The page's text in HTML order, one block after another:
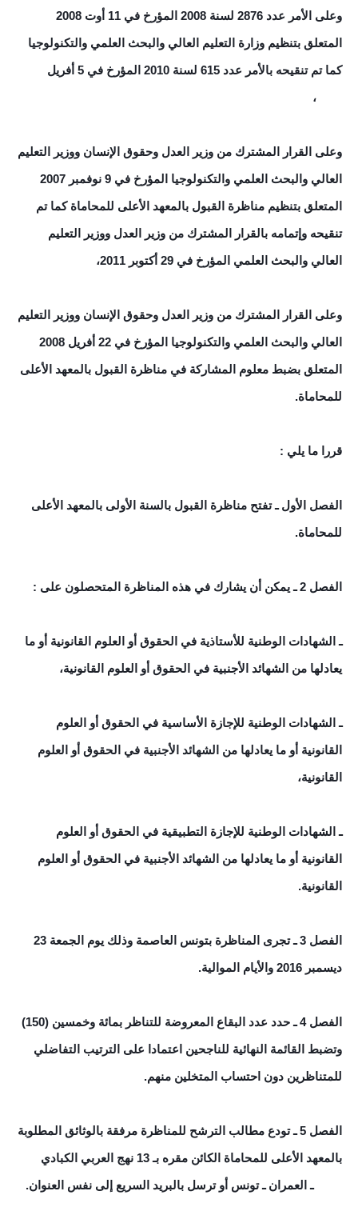
وعلى الأمر عدد 2876 لسنة 2008 المؤرخ في 11 أوت 2008
المتعلق بتنظيم وزارة التعليم العالي والبحث العلمي والتكنولوجيا
كما تم تنقيحه بالأمر عدد 615 لسنة 2010 المؤرخ في 5 أفريل
وعلى القرار المشترك من وزير العدل وحقوق الإنسان ووزير التعليم
العالي والبحث العلمي والتكنولوجيا المؤرخ في 9 نوفمبر 2007
المتعلق بتنظيم مناظرة القبول بالمعهد الأعلى للمحاماة كما تم
تنقيحه وإتمامه بالقرار المشترك من وزير العدل ووزير التعليم
العالي والبحث العلمي المؤرخ في 29 أكتوبر 2011،
وعلى القرار المشترك من وزير العدل وحقوق الإنسان ووزير التعليم
العالي والبحث العلمي والتكنولوجيا المؤرخ في 22 أفريل 2008
المتعلق بضبط معلوم المشاركة في مناظرة القبول بالمعهد الأعلى
للمحاماة.
قررا ما يلي :
الفصل الأول ـ تفتح مناظرة القبول بالسنة الأولى بالمعهد الأعلى
للمحاماة.
الفصل 2 ـ يمكن أن يشارك في هذه المناظرة المتحصلون على :
ـ الشهادات الوطنية للأستاذية في الحقوق أو العلوم القانونية أو ما
يعادلها من الشهائد الأجنبية في الحقوق أو العلوم القانونية،
ـ الشهادات الوطنية للإجازة الأساسية في الحقوق أو العلوم
القانونية أو ما يعادلها من الشهائد الأجنبية في الحقوق أو العلوم
القانونية،
ـ الشهادات الوطنية للإجازة التطبيقية في الحقوق أو العلوم
القانونية أو ما يعادلها من الشهائد الأجنبية في الحقوق أو العلوم
القانونية.
الفصل 3 ـ تجرى المناظرة بتونس العاصمة وذلك يوم الجمعة 23
ديسمبر 2016 والأيام الموالية.
الفصل 4 ـ حدد عدد البقاع المعروضة للتناظر بمائة وخمسين (150)
وتضبط القائمة النهائية للناجحين اعتمادا على الترتيب التفاضلي
للمتناظرين دون احتساب المتخلين منهم.
الفصل 5 ـ تودع مطالب الترشح للمناظرة مرفقة بالوثائق المطلوبة
بالمعهد الأعلى للمحاماة الكائن مقره بـ 13 نهج العربي الكبادي